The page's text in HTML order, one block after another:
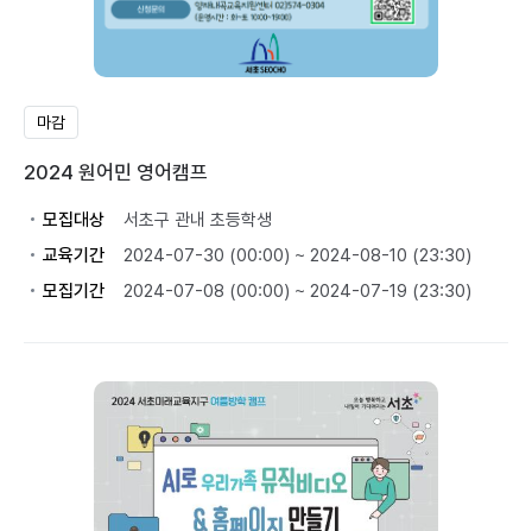
마감
2024 원어민 영어캠프
모집대상
서초구 관내 초등학생
교육기간
2024-07-30 (00:00) ~ 2024-08-10 (23:30)
모집기간
2024-07-08 (00:00) ~ 2024-07-19 (23:30)